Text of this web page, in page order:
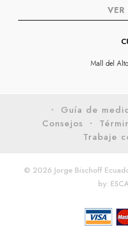
Mall del
・ Guía de
Consejos ・
Trabaje
© 2026 Jorge Bischoff
by: